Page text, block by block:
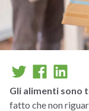
Gli alimenti sono
fatto che non